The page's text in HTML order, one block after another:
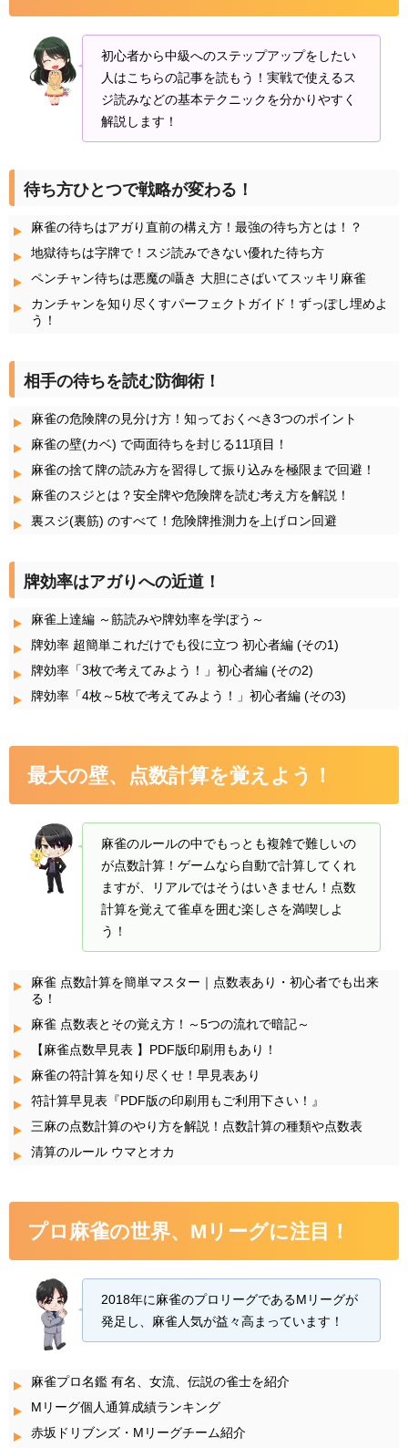
初心者から中級へのステップアップをしたい
人はこちらの記事を読もう！実戦で使えるス
ジ読みなどの基本テクニックを分かりやすく
解説します！
待ち方ひとつで戦略が変わる！
麻雀の待ちはアガり直前の構え方！最強の待ち方とは！？
地獄待ちは字牌で！スジ読みできない優れた待ち方
ペンチャン待ちは悪魔の囁き 大胆にさばいてスッキリ麻雀
カンチャンを知り尽くすパーフェクトガイド！ずっぽし埋めよ
う！
相手の待ちを読む防御術！
麻雀の危険牌の見分け方！知っておくべき3つのポイント
麻雀の壁(カベ) で両面待ちを封じる11項目！
麻雀の捨て牌の読み方を習得して振り込みを極限まで回避！
麻雀のスジとは？安全牌や危険牌を読む考え方を解説！
裏スジ(裏筋) のすべて！危険牌推測力を上げロン回避
牌効率はアガりへの近道！
麻雀上達編 ～筋読みや牌効率を学ぼう～
牌効率 超簡単これだけでも役に立つ 初心者編 (その1)
牌効率「3枚で考えてみよう！」初心者編 (その2)
牌効率「4枚～5枚で考えてみよう！」初心者編 (その3)
最大の壁、点数計算を覚えよう！
麻雀のルールの中でもっとも複雑で難しいの
が点数計算！ゲームなら自動で計算してくれ
ますが、リアルではそうはいきません！点数
計算を覚えて雀卓を囲む楽しさを満喫しよ
う！
麻雀 点数計算を簡単マスター｜点数表あり・初心者でも出来
る！
麻雀 点数表とその覚え方！～5つの流れで暗記～
【麻雀点数早見表 】PDF版印刷用もあり！
麻雀の符計算を知り尽くせ！早見表あり
符計算早見表『PDF版の印刷用もご利用下さい！』
三麻の点数計算のやり方を解説！点数計算の種類や点数表
清算のルール ウマとオカ
プロ麻雀の世界、Mリーグに注目！
2018年に麻雀のプロリーグであるMリーグが
発足し、麻雀人気が益々高まっています！
麻雀プロ名鑑 有名、女流、伝説の雀士を紹介
Mリーグ個人通算成績ランキング
赤坂ドリブンズ・Mリーグチーム紹介